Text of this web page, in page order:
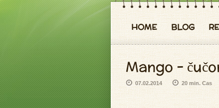
HOME BLOG
Mango -
07.02.2014 20 min. Cas